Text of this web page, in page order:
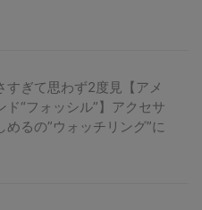
すぎて思わず2度見【アメ
ド“フォッシル”】アクセサ
めるの”ウォッチリング”に